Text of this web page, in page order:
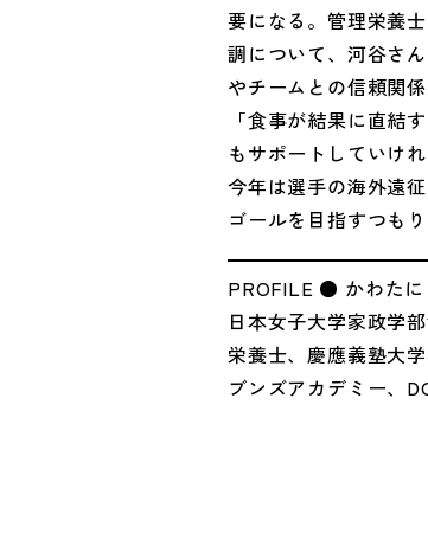
要になる。管理栄養
調について、河谷さ
やチームとの信頼関
「食事が結果に直結
もサポートしていけ
今年は選手の海外遠
ゴールを目指すつもり
PROFILE ● かわたに
日本女子大学家政学
栄養士、慶應義塾大
ブンズアカデミー、